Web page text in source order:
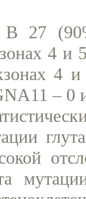
27
4 и
4
– 0